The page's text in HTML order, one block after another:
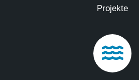
Projekte